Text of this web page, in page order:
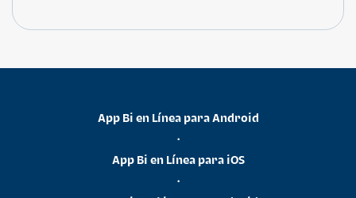
App Bi en Línea para Android
•
App Bi en Línea para iOS
•